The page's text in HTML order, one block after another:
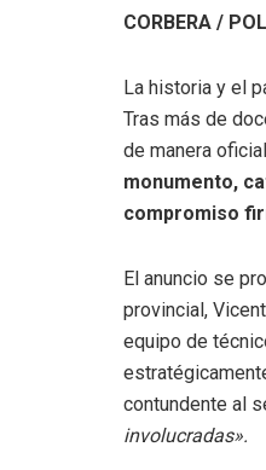
CORBERA /
La historia y el
Tras más de
de manera
monumento,
compromiso
El anuncio se
provincial,
equipo de
contundente al
involucradas».